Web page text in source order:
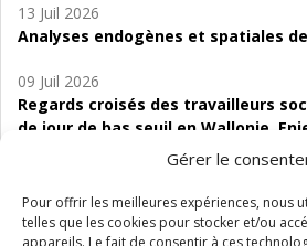
Gérer le
Pour offrir les meilleures expériences, nous
telles que les cookies pour stocker et/ou
appareils. Le fait de consentir à ces
13 Juil 2026
Analyses endogènes et spatiales de
09 Juil 2026
Regards croisés des travailleurs
de jour de bas seuil en Wallonie.
06 Juil 2026
Étude d’évaluabilité des Structures